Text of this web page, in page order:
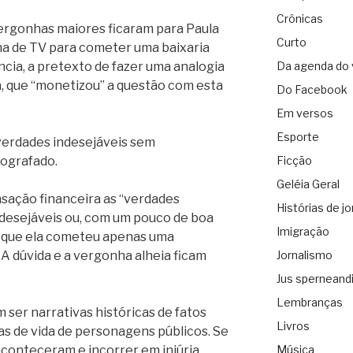
maiores ficaram para Paula
de TV para cometer uma baixaria
a pretexto de fazer uma analogia
“monetizou” a questão com esta
indesejáveis sem
financeira as “verdades
ou, com um pouco de boa
ela cometeu apenas uma
dúvida e a vergonha alheia ficam
ser narrativas históricas de fatos
de vida de personagens públicos. Se
e incorrer em injúria
Crônicas
Curto
Da agenda do
Do Facebook
Em versos
Esporte
Ficção
Geléia Geral
Histórias de
Imigração
Jornalismo
Jus sperneandi
Lembranças
Livros
Música